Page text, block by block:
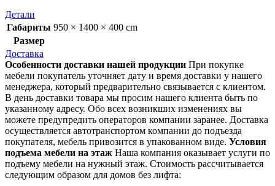
Детали
Габариты 950 × 1400 × 400 cm
Размер
Доставка
Особенности доставки нашей продукции При покупке
мебели покупатель уточняет дату и время доставки у нашего
менеджера, который предварительно связывается с клиентом.
В день доставки товара мы просим нашего клиента быть по
указанному адресу. Обо всех возникших изменениях вы
можете предупредить операторов компании заранее. Доставка
осуществляется автотранспортом компании до подъезда
покупателя, мебель привозится в упакованном виде. Условия
подъема мебели на этаж Наша компания оказывает услуги по
подъему мебели на нужный этаж. Стоимость рассчитывается
следующим образом для домов без лифта: